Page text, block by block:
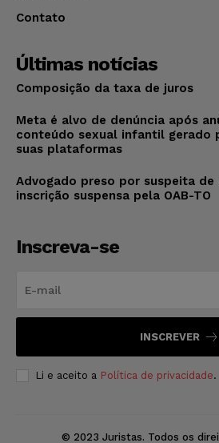
Contato
Últimas notícias
Composição da taxa de juros
Meta é alvo de denúncia após
conteúdo sexual infantil gerado
suas plataformas
Advogado preso por suspeita
inscrição suspensa pela OAB-TO
Inscreva-se
INSCREVER
Li e aceito a Política de privacidade.
© 2023 Juristas. Todos os